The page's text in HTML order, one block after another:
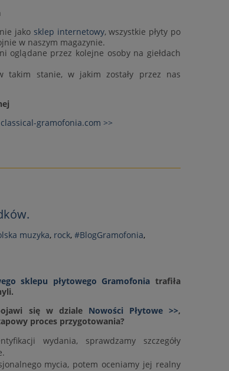
jako sklep internetowy, wszystkie płyty po
w naszym magazynie.
oglądane przez kolejne osoby na giełdach
takim stanie, w jakim zostały przez nas
classical-gramofonia.com >>
muzyka, rock, #BlogGramofonia,
sklepu płytowego Gramofonia trafiła
się w dziale Nowości Płytowe >>,
proces przygotowania?
wydania, sprawdzamy szczegóły
mycia, potem oceniamy jej realny